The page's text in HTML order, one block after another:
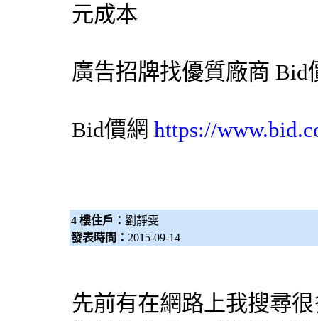
元成本
廣告招牌找優質廠商 Bid
Bid價網 https://
4 樓住戶： 劉靜雯
發表時間： 2015-09-14
先前有在網路上我搜尋